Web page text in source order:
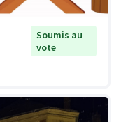
Soumis au
vote